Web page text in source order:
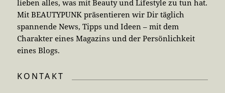
lieben alles, was mit Beauty und Lifestyle zu tun hat.
Mit BEAUTYPUNK präsentieren wir Dir täglich
spannende News, Tipps und Ideen – mit dem
Charakter eines Magazins und der Persönlichkeit
eines Blogs.
KONTAKT